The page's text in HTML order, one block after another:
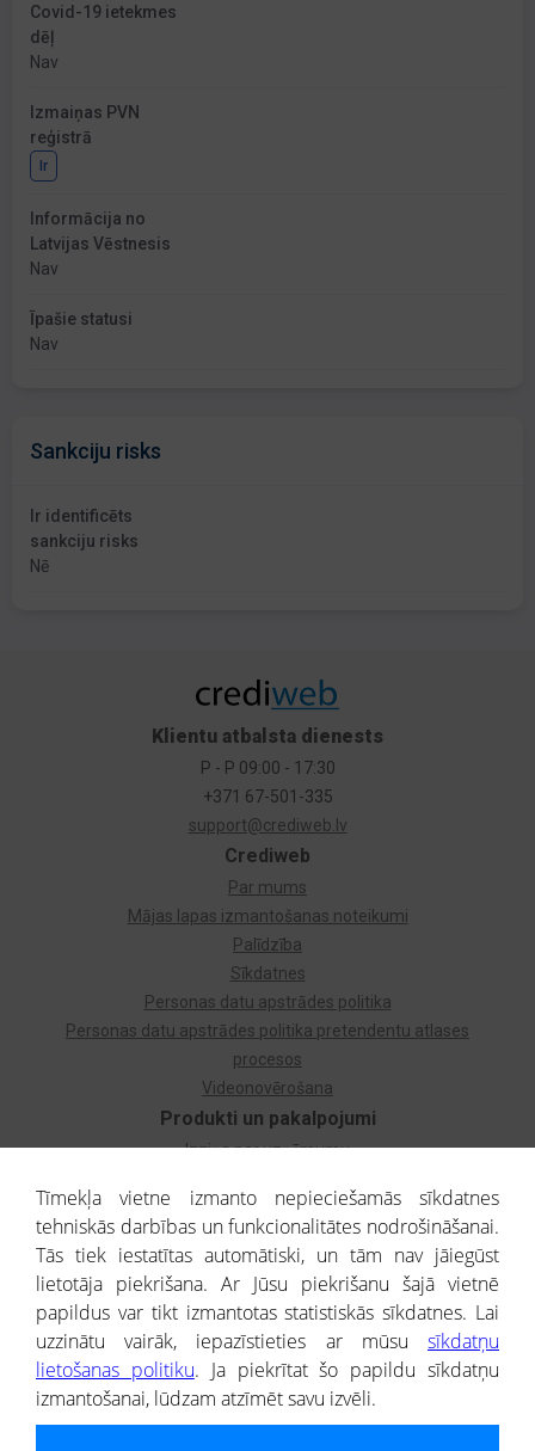
Covid-19 ietekmes
dēļ
Nav
Izmaiņas PVN
reģistrā
Ir
Informācija no
Latvijas Vēstnesis
Nav
Īpašie statusi
Nav
Sankciju risks
Ir identificēts
sankciju risks
Nē
Produkti un pakalpojumi
Izziņa par uzņēmumu
Dzimtas koks
Uzņēmumu atlase
Monitorings
Kredītizziņa par ārvalstu uzņēmumiem
Crediweb
Par mums
Mājas lapas izmantošanas noteikumi
Palīdzība
Sīkdatnes
Personas datu apstrādes politika
Personas datu apstrādes politika pretendentu atlases
procesos
Videonovērošana
Klientu atbalsta dienests
P - P 09:00 - 17:30
+371 67-501-335
support@crediweb.lv
® CREDITREFORM Latvija
SIA
Tīmekļa vietne izmanto nepieciešamās sīkdatnes
tehniskās darbības un funkcionalitātes nodrošināšanai.
Tās tiek iestatītas automātiski, un tām nav jāiegūst
lietotāja piekrišana. Ar Jūsu piekrišanu šajā vietnē
papildus var tikt izmantotas statistiskās sīkdatnes. Lai
uzzinātu vairāk, iepazīstieties ar mūsu sīkdatņu
lietošanas politiku. Ja piekrītat šo papildu sīkdatņu
izmantošanai, lūdzam atzīmēt savu izvēli.